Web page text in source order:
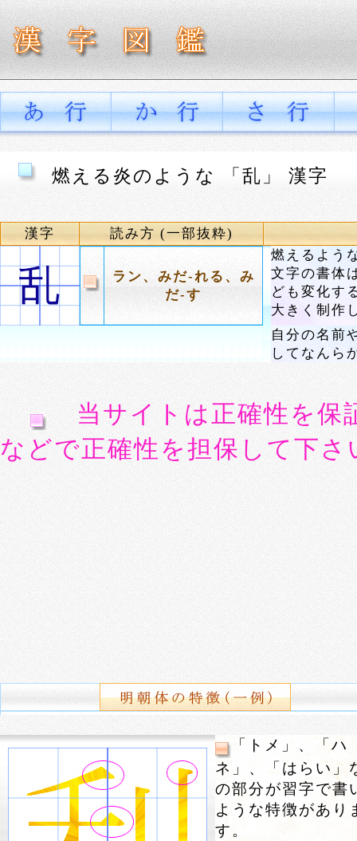
燃える炎のような 「乱」 漢字
漢字 読み方 (一部抜粋)
乱
ラン、みだ-れる、み
だ-す
燃えるよう
文字の書体
ども変化す
大きく制作
自分の名前
してなんら
当サイトは正確性を
などで正確性を担保して下さ
「トメ」、「ハ
ネ」、「はらい」
の部分が習字で書
ような特徴があり
す。